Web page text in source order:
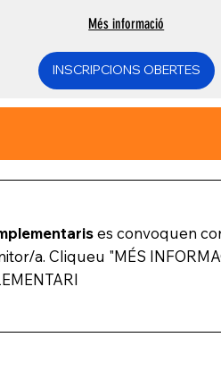
Més informació
INSCRIPCIONS OBERTES
es convoquen
a. Cliqueu "MÉS